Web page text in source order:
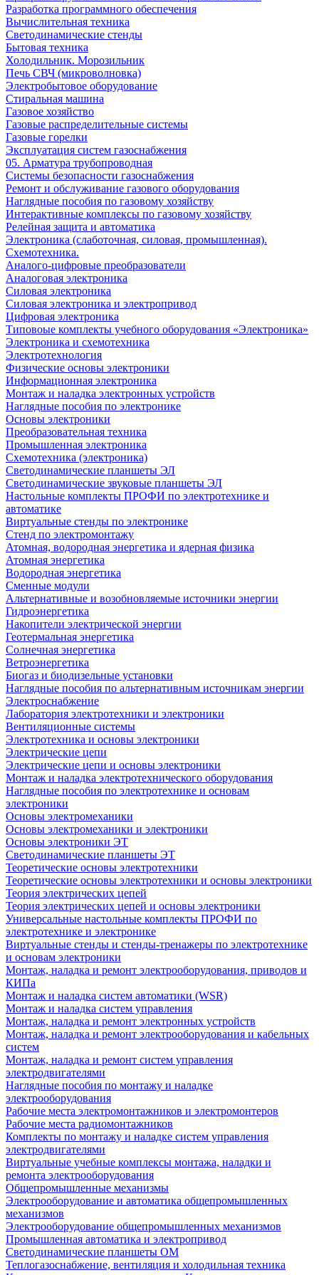
Разработка программного обеспечения
Вычислительная техника
Светодинамические стенды
Бытовая техника
Холодильник. Морозильник
Печь СВЧ (микроволновка)
Электробытовое оборудование
Стиральная машина
Газовое хозяйство
Газовые распределительные системы
Газовые горелки
Эксплуатация систем газоснабжения
05. Арматура трубопроводная
Системы безопасности газоснабжения
Ремонт и обслуживание газового оборудования
Наглядные пособия по газовому хозяйству
Интерактивные комплексы по газовому хозяйству
Релейная защита и автоматика
Электроника (слаботочная, силовая, промышленная).
Схемотехника.
Аналого-цифровые преобразователи
Аналоговая электроника
Cиловая электроника
Cиловая электроника и электропривод
Цифровая электроника
Типовоые комплекты учебного оборудования «Электроника»
Электроника и схемотехника
Электротехнология
Физические основы электроники
Информационная электроника
Монтаж и наладка электронных устройств
Наглядные пособия по электронике
Основы электроники
Преобразовательная техника
Промышленная электроника
Схемотехника (электроника)
Светодинамические планшеты ЭЛ
Светодинамические звуковые планшеты ЭЛ
Настольные комплекты ПРОФИ по электротехнике и
автоматике
Виртуальные стенды по электронике
Стенд по электромонтажу
Атомная, водородная энергетика и ядерная физика
Атомная энергетика
Водородная энергетика
Сменные модули
Альтернативные и возобновляемые источники энергии
Гидроэнергетика
Накопители электрической энергии
Геотермальная энергетика
Солнечная энергетика
Ветроэнергетика
Биогаз и биодизельные установки
Наглядные пособия по альтернативным источникам энергии
Электроснабжение
Лаборатория электротехники и электроники
Вентиляционные системы
Электротехника и основы электроники
Электрические цепи
Электрические цепи и основы электроники
Монтаж и наладка электротехнического оборудования
Наглядные пособия по электротехнике и основам
электроники
Основы электромеханики
Основы электромеханики и электроники
Основы электроники ЭТ
Светодинамические планшеты ЭТ
Теоретические основы электротехники
Теоретические основы электротехники и основы электроники
Теория электрических цепей
Теория электрических цепей и основы электроники
Универсальные настольные комплекты ПРОФИ по
электротехнике и электронике
Виртуальные стенды и стенды-тренажеры по электротехнике
и основам электроники
Монтаж, наладка и ремонт электрооборудования, приводов и
КИПа
Монтаж и наладка систем автоматики (WSR)
Монтаж и наладка систем управления
Монтаж, наладка и ремонт электронных устройств
Монтаж, наладка и ремонт электрооборудования и кабельных
систем
Монтаж, наладка и ремонт систем управления
электродвигателями
Наглядные пособия по монтажу и наладке
электрооборудования
Рабочие места электромонтажников и электромонтеров
Рабочие места радиомонтажников
Комплекты по монтажу и наладке систем управления
электродвигателями
Виртуальные учебные комплексы монтажа, наладки и
ремонта электрооборудования
Общепромышленные механизмы
Электрооборудование и автоматика общепромышленных
механизмов
Электрооборудование общепромышленных механизмов
Промышленная автоматика и электропривод
Светодинамические планшеты ОМ
Теплогазоснабжение, вентиляция и холодильная техника